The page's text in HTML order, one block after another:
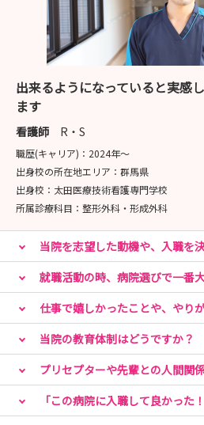
相談しやすい温かな雰囲気で不安
新人離職率の低さも自慢です
◆ 総合病院で築く、確かな看護
337床の総合病院として、ダビン
から地域医療まで幅広く経験可能
専門チームで多職種と連携し、確
れます
◆ 「急性期なのにしっかり休める
年間休日120日、有休取得率80％
程度と少なめです
「チャージ休暇」で長期連休も可
しっかり確保できます
◆ 大宮3分・都内30分。憧れの
大宮駅へ1駅3分、都内へも30分
徒歩圏内の独身寮や、院内カフェ
備し、充実の関東ライフを全力で
「仕事もプライベートも妥協した
出来るようになっていると実感
ます
看護師 R・S
職歴(キャリア)： 2024年〜
出身校の所在地エリア： 群馬県
出身校： 太田医療技術看護専門学校
所属診療科目： 整形外科・形成外科
当院を志望した動機や、入職を
就職活動の時、病院選びで一番
仕事で嬉しかったことや、やり
当院の教育体制はどうですか？
プリセプターや先輩との人間関
「この病院に入職して良かった